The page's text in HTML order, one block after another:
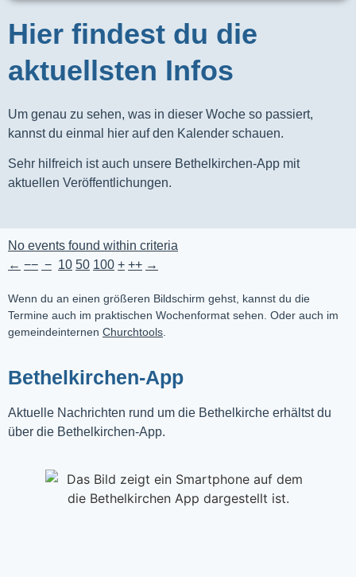
Hier findest du die
aktuellsten Infos
Um genau zu sehen, was in dieser Woche so passiert,
kannst du einmal hier auf den Kalender schauen.
Sehr hilfreich ist auch unsere Bethelkirchen-App mit
aktuellen Veröffentlichungen.
No events found within criteria
← −− − 10 50 100 + ++ →
Wenn du an einen größeren Bildschirm gehst, kannst du die
Termine auch im praktischen Wochenformat sehen. Oder auch im
gemeindeinternen Churchtools
Bethelkirchen-App
Aktuelle Nachrichten rund um die Bethelkirche erhältst du
über die Bethelkirchen-App.